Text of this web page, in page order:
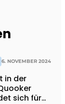
6. NOVEMBER 2024
in der
sich für